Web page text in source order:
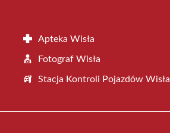
Apteka Wisła
Fotograf Wisła
Stacja Kontroli Pojazdów Wisła